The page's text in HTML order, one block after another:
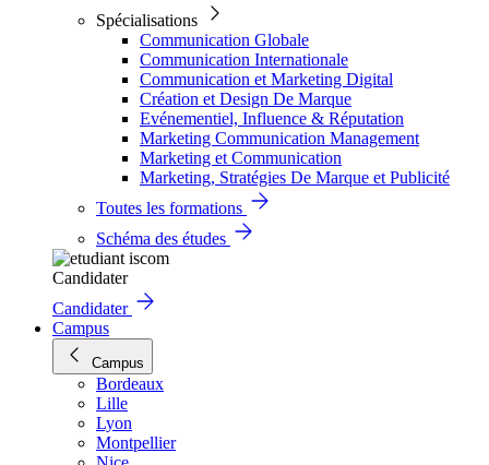
Spécialisations
Communication Globale
Communication Internationale
Communication et Marketing Digital
Création et Design De Marque
Evénementiel, Influence & Réputation
Marketing Communication Management
Marketing et Communication
Marketing, Stratégies De Marque et Publicité
Toutes les formations
Schéma des études
Candidater
Candidater
Campus
Campus
Bordeaux
Lille
Lyon
Montpellier